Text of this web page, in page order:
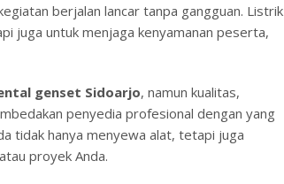
berjalan lancar tanpa gangguan. Listrik
juga untuk menjaga kenyamanan peserta,
genset Sidoarjo, namun kualitas,
penyedia profesional dengan yang
tidak hanya menyewa alat, tetapi juga
proyek Anda.